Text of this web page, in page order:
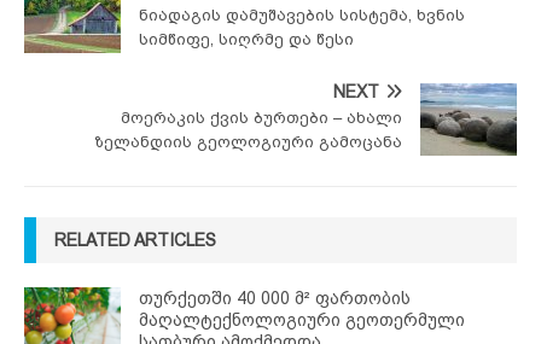
ნიადაგის დამუშავების სისტემა, ხვნის
სიმწიფე, სიღრმე და წესი
NEXT
მოერაკის ქვის ბურთები – ახალი
ზელანდიის გეოლოგიური გამოცანა
RELATED ARTICLES
თურქეთში 40 000 მ² ფართობის
მაღალტექნოლოგიური გეოთერმული